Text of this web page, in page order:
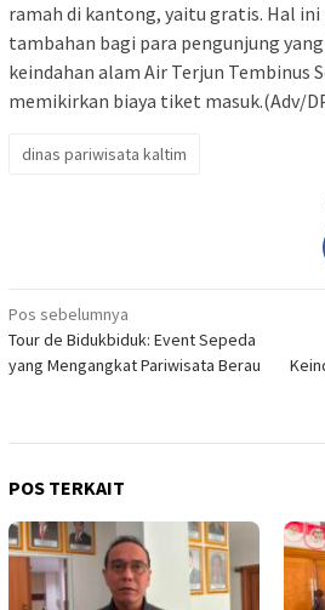
ramah di kantong, yaitu gratis. Hal
tambahan bagi para pengunjung
keindahan alam Air Terjun Tembinus
memikirkan biaya tiket masuk.(Adv/
dinas pariwisata kaltim
Navigasi
pos
Pos sebelumnya
Tour de Bidukbiduk: Event Sepeda
yang Mengangkat Pariwisata Berau
POS TERKAIT